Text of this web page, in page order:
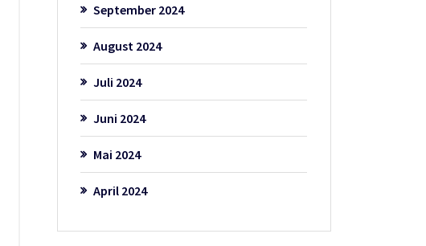
September 2024
August 2024
Juli 2024
Juni 2024
Mai 2024
April 2024